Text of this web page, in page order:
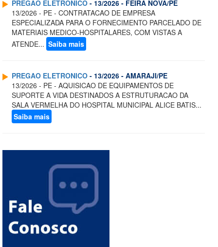
PREGAO ELETRONICO - 13/2026 - FEIRA NOVA/PE
13/2026 - PE - CONTRATACAO DE EMPRESA
ESPECIALIZADA PARA O FORNECIMENTO PARCELADO DE
MATERIAIS MEDICO-HOSPITALARES, COM VISTAS A
ATENDE... Saiba mais
PREGAO ELETRONICO - 13/2026 - AMARAJI/PE
13/2026 - PE - AQUISICAO DE EQUIPAMENTOS DE
SUPORTE A VIDA DESTINADOS A ESTRUTURACAO DA
SALA VERMELHA DO HOSPITAL MUNICIPAL ALICE BATIS...
Saiba mais